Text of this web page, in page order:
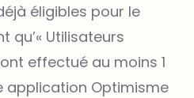
éligibles pour le
qu’« Utilisateurs
effectué au moins 1
application Optimisme